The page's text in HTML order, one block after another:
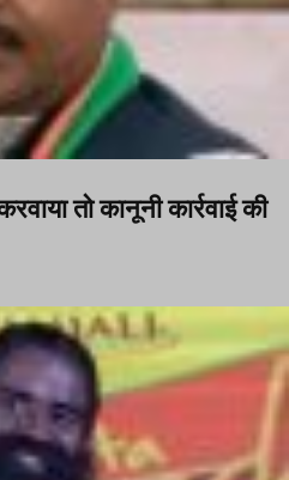
तो कानूनी कार्रवाई की